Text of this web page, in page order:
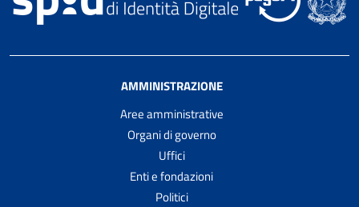
AMMINISTRAZIONE
Aree amministrative
Organi di governo
Uffici
Enti e fondazioni
Politici